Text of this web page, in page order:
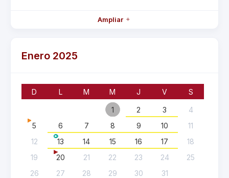
Ampliar
Enero 2025
D L M M J V S
1 2 3
4
5
6 7 8 9 10
11
12
13 14 15 16 17
18
19
20 21 22 23 24
25
26
27 28 29 30 31